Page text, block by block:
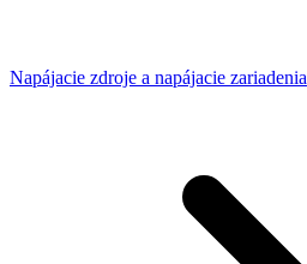
Napájacie zdroje a napájacie zariadenia